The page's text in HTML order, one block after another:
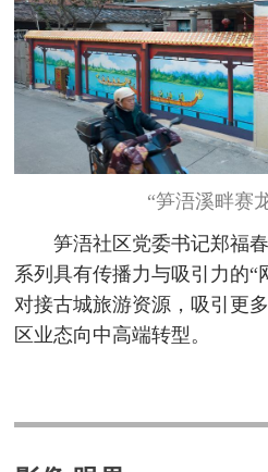
“笋浯溪畔赛
笋浯社区党委书记郑福
系列具有传播力与吸引力的“
对接古城旅游资源，吸引更
区业态向中高端转型。